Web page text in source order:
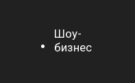
Шоу-
бизнес